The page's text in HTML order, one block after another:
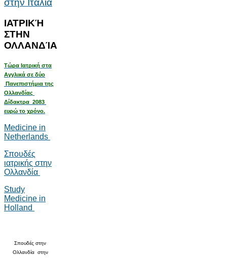
στην Ιταλία
ΙΑΤΡΙΚΉ
ΣΤΗΝ
ΟΛΛΑΝΔΊΑ
Τώρα Ιατρική στα
Αγγλικά σε δύο
Πανεπιστήμια της
Ολλανδίας
Δίδακτρα 2083
ευρώ το χρόνο.
Medicine in
Netherlands
Σπουδές
ιατρικής στην
Ολλανδία
Study
Medicine in
Holland
Σπουδές στην
Ολλανδία στην